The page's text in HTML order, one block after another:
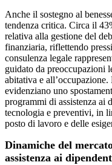
Anche il sostegno al
tendenza critica. Circa il
relativa alla gestione del
finanziaria, riflettendo
consulenza legale
guidato da preoccupazioni
abitativa e
evidenziano uno
programmi di assistenza ai
tecnologia e preventivi, in
posto di lavoro e delle
Dinamiche del
assistenza ai